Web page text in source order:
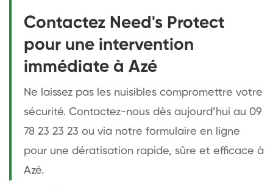
Contactez Need's Protect
pour une intervention
immédiate à Azé
Ne laissez pas les nuisibles compromettre votre
sécurité. Contactez-nous dès aujourd’hui au 09
78 23 23 23 ou via notre formulaire en ligne
pour une dératisation rapide, sûre et efficace à
Azé.